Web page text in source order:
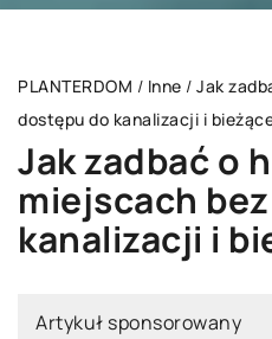
PLANTERDOM / Inne / Jak
dostępu do kanalizacji i
Jak zadbać o
miejscach
kanalizacji i
Artykuł sponsorowany